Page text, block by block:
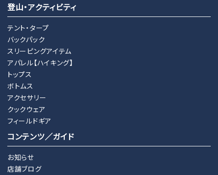
登山・アクティビティ
テント・タープ
バックパック
スリーピングアイテム
アパレル【ハイキング】
トップス
ボトムス
アクセサリー
クックウェア
フィールドギア
コンテンツ／ガイド
お知らせ
店舗ブログ